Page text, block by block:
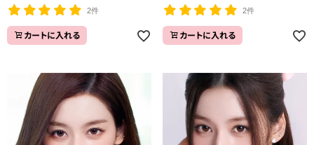
2件
カートに入れる
2件
カートに入れる